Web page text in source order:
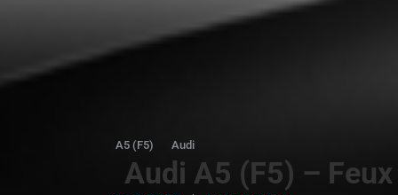
A5 (F5) Audi
Audi A5 (F5) –